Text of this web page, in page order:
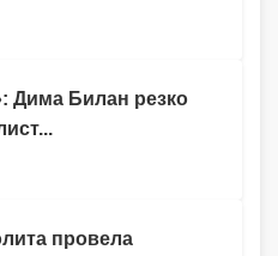
Дима Билан резко
провела